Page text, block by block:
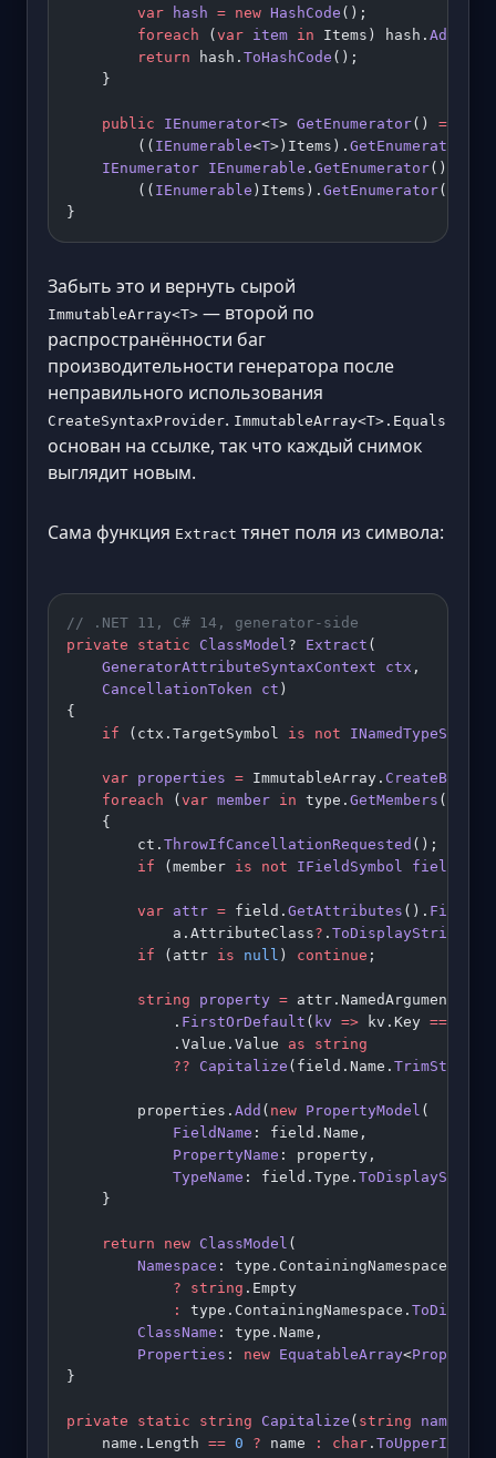
        var
hash = new HashCode ();
        foreach
( var item in Items) hash. Add
        return
hash. ToHashCode ();
    }
    public
IEnumerator<T> GetEnumerator() =>
        ((
IEnumerable<T>)Items). GetEnumerator
    IEnumerator
IEnumerable . GetEnumerator()
        ((
IEnumerable )Items). GetEnumerator();
}
Забыть это и вернуть сырой
ImmutableArray<T> — второй по
распространённости баг
производительности генератора после
неправильного использования
CreateSyntaxProvider. ImmutableArray<T>.Equals
основан на ссылке, так что каждый снимок
выглядит новым.
Сама функция Extract тянет поля из символа:
// .NET 11, C# 14, generator-side
private static ClassModel ? Extract (
    GeneratorAttributeSyntaxContext
ctx ,
    CancellationToken
ct )
{
    if
(ctx.TargetSymbol is not INamedTypeSymbol
    var
properties = ImmutableArray.
    foreach
( var member in type. GetMembers ())
    {
        ct.
ThrowIfCancellationRequested ();
        if
(member is not IFieldSymbol field
        var
attr = field. GetAttributes ().
            a.AttributeClass
? . ToDisplayString
        if
(attr is null ) continue ;
        string
property = attr.NamedArguments
            .
FirstOrDefault ( kv => kv.Key ==
            .Value.Value
as string
            ??
Capitalize (field.Name. TrimStart
        properties.
Add ( new PropertyModel (
            FieldName
: field.Name,
            PropertyName
: property,
            TypeName
: field.Type. ToDisplayString
    }
    return
new ClassModel (
        Namespace
:
            ?
string .Empty
            :
type.ContainingNamespace.
        ClassName
: type.Name,
        Properties
: new EquatableArray<
}
private static string Capitalize ( string name
    name.Length
== 0 ? name : char .